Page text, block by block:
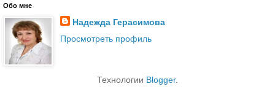
Обо мне
Надежда Герасимова
Просмотреть профиль
Технологии Blogger.